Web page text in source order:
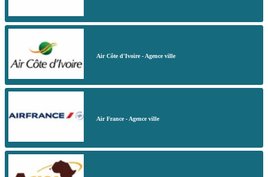
Air Côte d'Ivoire - Agence ville
Air France - Agence ville